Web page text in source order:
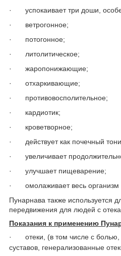
·
успокаивает три доши,
·
ветрогонное;
·
потогонное;
·
литолитическое;
·
жаропонижающие;
·
отхаркивающие;
·
противовосполительное;
·
кардиотик;
·
кроветворное;
·
действует как почечный
·
увеличивает
·
улучшает пищеварение;
·
омолаживает весь организм
Пунарнава также используется
передвижения для людей с
Показания к применению
·
отеки, (в том числе с
суставов, генерализованные